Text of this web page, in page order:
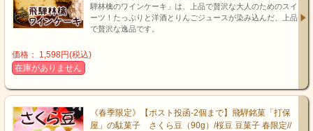
騨林檎のワインケーキ」は、上品で贅沢な大人のためのスイ
ーツ！たっぷりと洋酒とりんごジュースが染み込んだ、上品
で贅沢な逸品です。
価格： 1,598円(税込)
在庫がありません
《春季限定》【ポスト投函-2個まで】飛騨銘菓「打保
屋」の駄菓子 さくら豆（90g）/桜豆 豆菓子 春限定//